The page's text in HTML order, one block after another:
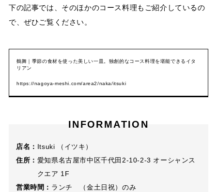
下の記事では、そのほかのコース料理もご紹介しているの
で、ぜひご覧ください。
鶴舞｜季節の食材を使った美しい一皿。独創的なコース料理を堪能できるイタ
リアン
https://nagoya-meshi.com/area2/naka/itsuki
INFORMATION
店名： Itsuki （イツキ）
住所： 愛知県名古屋市中区千代田2-10-2-3 オーシャンス
クエア 1F
営業時間： ランチ （金土日祝）のみ